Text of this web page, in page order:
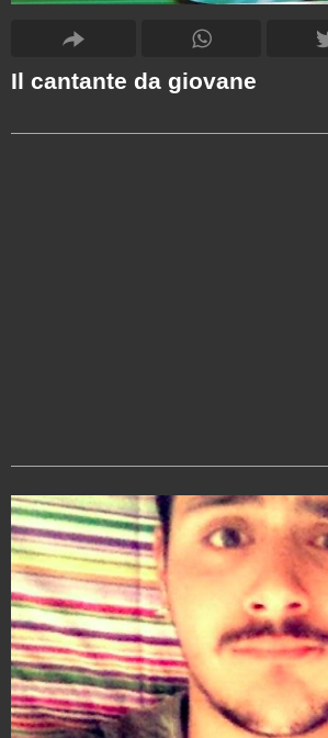
Il cantante da giovane